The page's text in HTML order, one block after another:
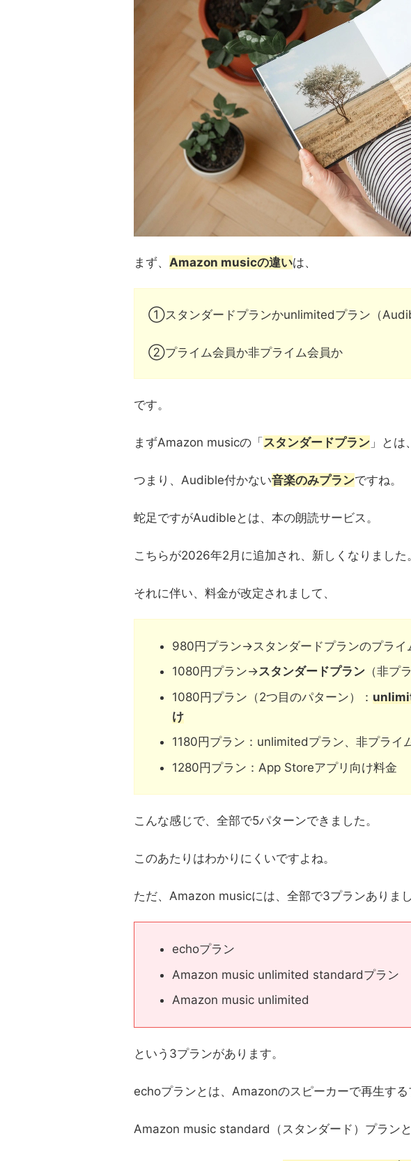
まず、 Amazon musicの違いは、
①スタンダードプランかunlimitedプラン（
②プライム会員か非プライム会員か
です。
まずAmazon musicの「スタンダードプラン 」とは
つまり、Audible付かない音楽のみプランですね。
蛇足ですがAudibleとは、本の朗読サービス。
こちらが2026年2月に追加され、新しくなりました。
それに伴い、料金が改定されまして、
980円プラン→スタンダードプランのプライ
1080円プラン→スタンダードプラン （非プ
1080円プラン（2つ目のパターン）：
け
1180円プラン：unlimitedプラン、非プライ
1280円プラン：App Storeアプリ向け料金
こんな感じで、全部で5パターンできました。
このあたりはわかりにくいですよね。
ただ、Amazon musicには、全部で3プランありまし
echoプラン
Amazon music unlimited standardプラン
Amazon music unlimited
という3プランがあります。
echoプランとは、Amazonのスピーカーで再生する
Amazon music standard（スタンダード）プラン